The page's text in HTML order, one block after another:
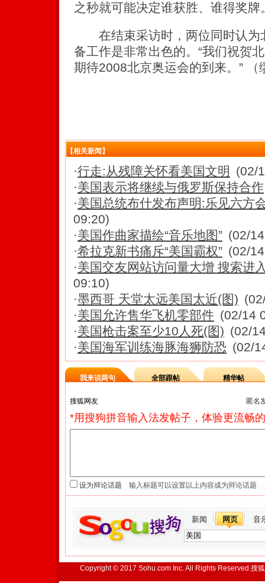
之秒就可能决定谁获胜、谁得奖牌
在结束采访时，两位同时认为
备工作是非常出色的。“我们祝贺
期待2008北京奥运会的到来。” （
【相关新闻】
·行走:从残障关怀看美国文明
(02/
·美国表示将继续与俄罗斯保持合作
·美国总统布什发布声明:乐见六方
09:20)
·美国作曲家描绘“音乐地图” (02/
·希拉克新书痛斥“美国霸权” (02/
·美国交友网站访问量大增 搜索进
09:10)
·墨西哥 天堂太远美国太近(图)
·美国允许售华飞机零部件 (02/14
·美国枪击案至少10人死(图) (02/
·美国海军训练海豚海狮防恐 (02/
我来说两句 全部跟帖 精华帖
匿名
*用搜狗拼音输入法发帖子，体验更流畅
设为辩论话题
新闻 网页 音
Copyright © 2017 Sohu.com Inc. All Rights Reserved.搜